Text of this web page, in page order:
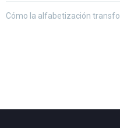
Cómo la alfabetización